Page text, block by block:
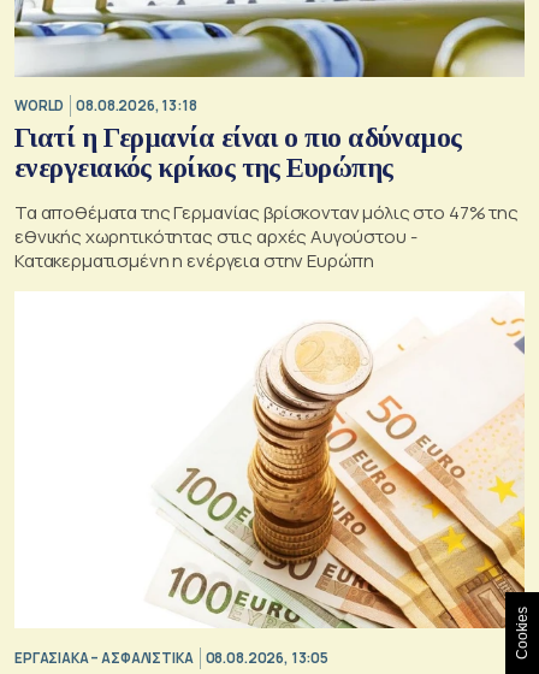
WORLD 08.08.2026, 13:18
Γιατί η Γερμανία είναι ο πιο αδύναμος
ενεργειακός κρίκος της Ευρώπης
Τα αποθέματα της Γερμανίας βρίσκονταν μόλις στο 47% της
εθνικής χωρητικότητας στις αρχές Αυγούστου -
Κατακερματισμένη η ενέργεια στην Ευρώπη
ΕΡΓΑΣΙΑΚΑ – ΑΣΦΑΛΙΣΤΙΚΑ 08.08.2026, 13:05 Cookies